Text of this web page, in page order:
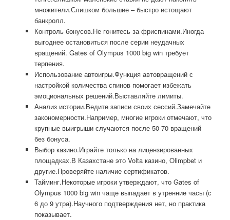
множители.Слишком большие – быстро истощают
банкролл.
Контроль бонусов.Не гонитесь за фриспинами.Иногда
выгоднее остановиться после серии неудачных
вращений. Gates of Olympus 1000 big win требует
терпения.
Использование автоигры.Функция автовращений с
настройкой количества спинов помогает избежать
эмоциональных решений.Выставляйте лимиты.
Анализ истории.Ведите записи своих сессий.Замечайте
закономерности.Например, многие игроки отмечают, что
крупные выигрыши случаются после 50-70 вращений
без бонуса.
Выбор казино.Играйте только на лицензированных
площадках.В Казахстане это Volta казино, Olimpbet и
другие.Проверяйте наличие сертификатов.
Тайминг.Некоторые игроки утверждают, что Gates of
Olympus 1000 big win чаще выпадает в утренние часы (с
6 до 9 утра).Научного подтверждения нет, но практика
показывает.